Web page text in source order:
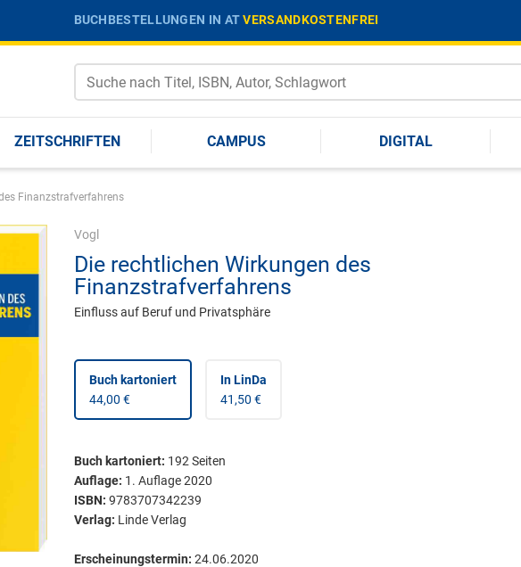
BUCHBESTELLUNGEN IN ATVERSANDKOSTENFREI
ZEITSCHRIFTEN CAMPUS DIGITAL
Finanzstrafverfahrens
Vogl
Die rechtlichen Wirkungen des
Finanzstrafverfahrens
Einfluss auf Beruf und Privatsphäre
Buch kartoniert
44,00 €
In LinDa
41,50 €
Buch kartoniert: 192 Seiten
Auflage: 1. Auflage 2020
ISBN: 9783707342239
Verlag: Linde Verlag
Erscheinungstermin: 24.06.2020